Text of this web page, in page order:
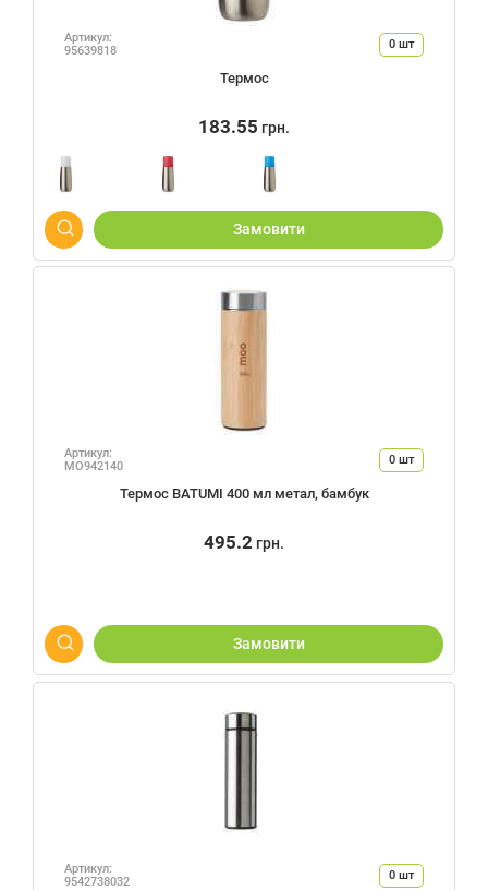
Артикул:
95639818
0шт
Термос
183.55 грн.
Замовити
Артикул:
MO942140
0шт
Термос BATUMI 400 мл метал, бамбук
495.2 грн.
Замовити
Артикул:
9542738032
0шт